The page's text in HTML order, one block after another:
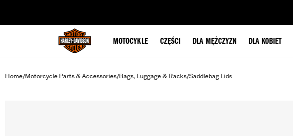
MOTOCYKLE CZĘŚCI DLA MĘŻCZYZN DLA KOBIET
Home/Motorcycle Parts & Accessories/Bags, Luggage & Racks/Saddlebag Lids